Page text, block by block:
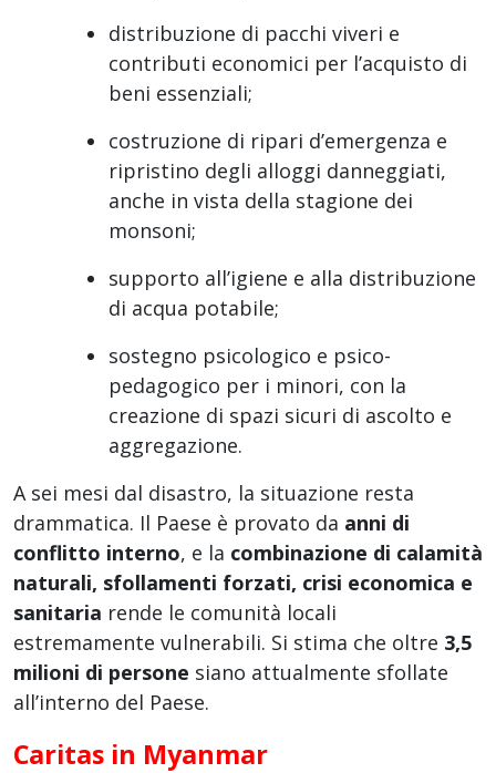
distribuzione di pacchi viveri e
contributi economici per l’acquisto di
beni essenziali;
costruzione di ripari d’emergenza e
ripristino degli alloggi danneggiati,
anche in vista della stagione dei
monsoni;
supporto all’igiene e alla distribuzione
di acqua potabile;
sostegno psicologico e psico-
pedagogico per i minori, con la
creazione di spazi sicuri di ascolto e
aggregazione.
A sei mesi dal disastro, la situazione resta
drammatica. Il Paese è provato da anni di
conflitto interno, e la combinazione di calamità
naturali, sfollamenti forzati, crisi economica e
sanitaria rende le comunità locali
estremamente vulnerabili. Si stima che oltre 3,5
milioni di persone siano attualmente sfollate
all’interno del Paese.
Caritas in Myanmar